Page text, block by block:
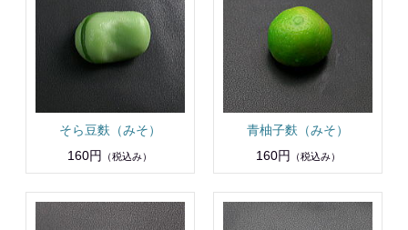
そら豆麩（みそ）
160円
（税込み）
青柚子麩（みそ）
160円
（税込み）